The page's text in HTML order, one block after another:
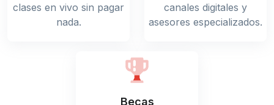
clases en vivo sin pagar
nada.
canales digitales y
asesores especializados.
Becas